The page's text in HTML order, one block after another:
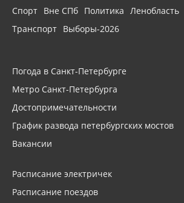
Спорт Вне СПб Политика Ленобласть
Транспорт Выборы-2026
Погода в Санкт-Петербурге
Метро Санкт-Петербурга
Достопримечательности
График развода петербургских мостов
Вакансии
Расписание электричек
Расписание поездов